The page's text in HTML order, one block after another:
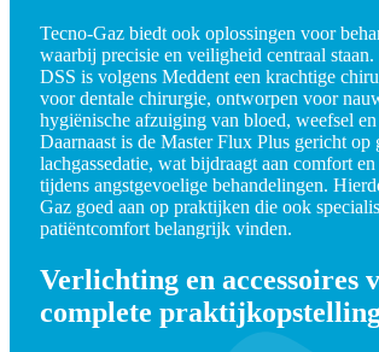
Tecno-Gaz biedt ook oplossingen voor
waarbij precisie en veiligheid centraal
DSS is volgens Meddent een krachtige
voor dentale chirurgie, ontworpen voor
hygiënische afzuiging van bloed, weefsel
Daarnaast is de Master Flux Plus gericht op
lachgassedatie, wat bijdraagt aan comfort
tijdens angstgevoelige behandelingen.
Gaz goed aan op praktijken die ook
patiëntcomfort belangrijk vinden.
Verlichting en accessoires
complete